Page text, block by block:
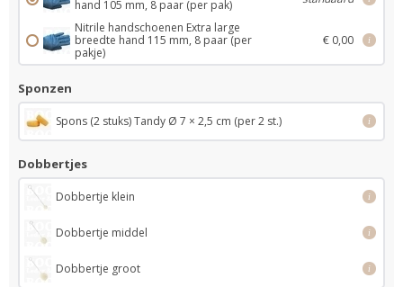
hand 105 mm, 8 paar (per pak)
Nitrile handschoenen Extra large
breedte hand 115 mm, 8 paar (per
pakje)
€ 0,00 i
Sponzen
Spons (2 stuks) Tandy Ø 7 × 2,5 cm (per 2 st.) i
Dobbertjes
Dobbertje klein i
Dobbertje middel i
Dobbertje groot i